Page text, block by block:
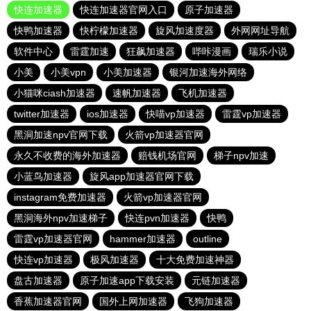
快连加速器 快连加速器官网入口
原子加速器
快鸭加速器
快柠檬加速器 旋风加速度器
外网网址导航
软件中心
雷霆加速 狂飙加速器 哔咔漫画
瑞乐小说
小美
小美vpn 小美加速器
银河加速海外网络
小猫咪ciash加速器
速帆加速器
飞机加速器
twitter加速器
ios加速器 快喵vp加速器
雷霆vp加速器
黑洞加速npv官网下载
火箭vp加速器官网
永久不收费的海外加速器
赔钱机场官网
梯子npv加速
小蓝鸟加速器
旋风app加速器官网下载
instagram免费加速器
火箭vp加速器官网
黑洞海外npv加速梯子
快连pvn加速器
快鸭
雷霆vp加速器官网
hammer加速器
outline
快连vp加速器
极风加速器
十大免费加速神器
盘古加速器
原子加速app下载安装
元链加速器
香蕉加速器官网
国外上网加速器 飞狗加速器